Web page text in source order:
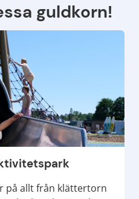
guldkorn!
på allt från klättertorn